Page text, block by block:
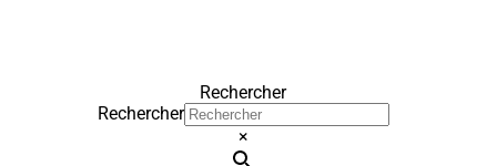
Rechercher
Rechercher
×